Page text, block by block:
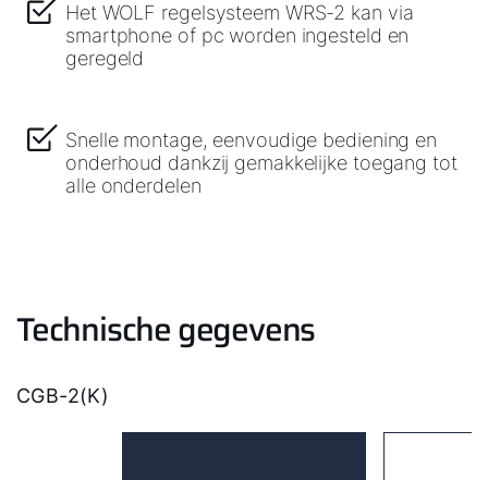
Het WOLF regelsysteem WRS-2 kan via
smartphone of pc worden ingesteld en
geregeld
Snelle montage, eenvoudige bediening en
onderhoud dankzij gemakkelijke toegang tot
alle onderdelen
Technische gegevens
CGB-2(K)